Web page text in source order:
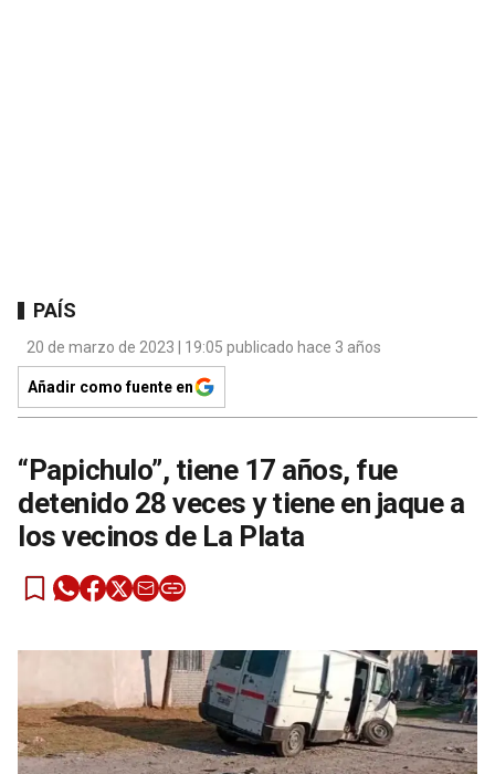
PAÍS
20 de marzo de 2023 | 19:05 publicado hace 3 años
Añadir como fuente en
“Papichulo”, tiene 17 años, fue
detenido 28 veces y tiene en jaque a
los vecinos de La Plata